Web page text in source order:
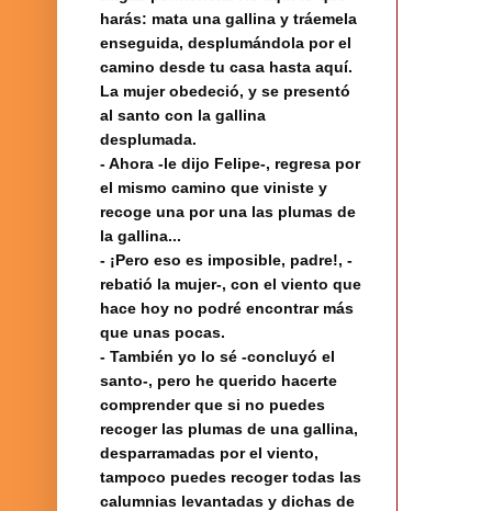
harás: mata una gallina y tráemela
enseguida, desplumándola por el
camino desde tu casa hasta aquí.
La mujer obedeció, y se presentó
al santo con la gallina
desplumada.
- Ahora -le dijo Felipe-, regresa por
el mismo camino que viniste y
recoge una por una las plumas de
la gallina...
- ¡Pero eso es imposible, padre!, -
rebatió la mujer-, con el viento que
hace hoy no podré encontrar más
que unas pocas.
- También yo lo sé -concluyó el
santo-, pero he querido hacerte
comprender que si no puedes
recoger las plumas de una gallina,
desparramadas por el viento,
tampoco puedes recoger todas las
calumnias levantadas y dichas de